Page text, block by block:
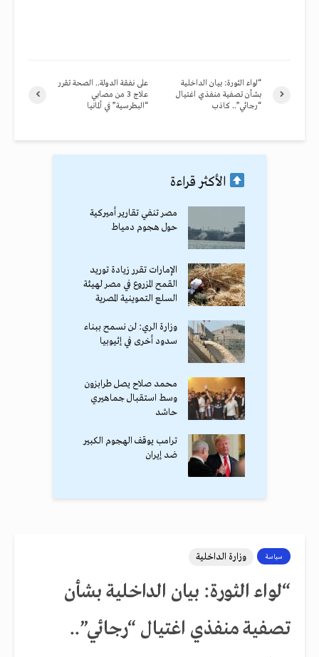
على نفقة الدولة.. الصحة تقرر
علاج 3 من مصابي
“البطرسية” في ألمانيا
“لواء الثورة: بيان الداخلية
بشأن تصفية منفذي اغتيال
“رجائي”.. كاذب
الأكثر قراءة
مصر تنفي تقارير أميركية
حول هجوم دمياط
الإمارات تقرر زيادة توريد
القمح المزروع في مصر لهيئة
السلع التموينية المصرية
وزارة الري: لن نسمح ببناء
سدود أخرى في إثيوبيا
محمد صلاح يصل طرابزون
وسط استقبال جماهيري
حاشد
ترامب يوقف الهجوم الكبير
ضد إيران
سياسة وزارة الداخلية
“لواء الثورة: بيان الداخلية بشأن
تصفية منفذي اغتيال “رجائي”..